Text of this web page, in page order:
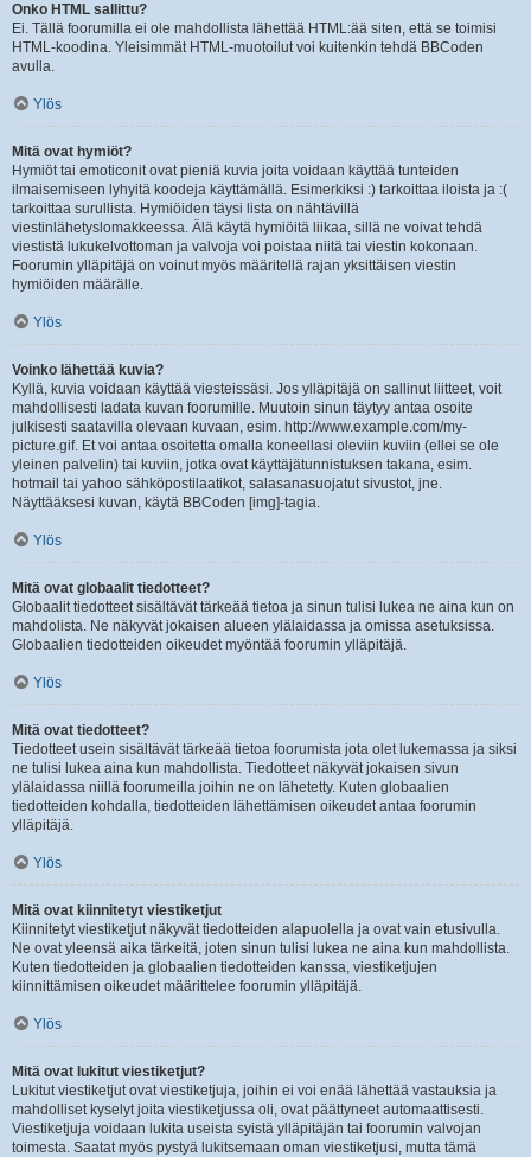
Onko HTML sallittu?
Ei. Tällä foorumilla ei ole mahdollista lähettää HTML:ää siten, että se toimisi
HTML-koodina. Yleisimmät HTML-muotoilut voi kuitenkin tehdä BBCoden
avulla.
Ylös
Mitä ovat hymiöt?
Hymiöt tai emoticonit ovat pieniä kuvia joita voidaan käyttää tunteiden
ilmaisemiseen lyhyitä koodeja käyttämällä. Esimerkiksi :) tarkoittaa iloista ja :(
tarkoittaa surullista. Hymiöiden täysi lista on nähtävillä
viestinlähetyslomakkeessa. Älä käytä hymiöitä liikaa, sillä ne voivat tehdä
viestistä lukukelvottoman ja valvoja voi poistaa niitä tai viestin kokonaan.
Foorumin ylläpitäjä on voinut myös määritellä rajan yksittäisen viestin
hymiöiden määrälle.
Ylös
Voinko lähettää kuvia?
Kyllä, kuvia voidaan käyttää viesteissäsi. Jos ylläpitäjä on sallinut liitteet, voit
mahdollisesti ladata kuvan foorumille. Muutoin sinun täytyy antaa osoite
julkisesti saatavilla olevaan kuvaan, esim. http://www.example.com/my-
picture.gif. Et voi antaa osoitetta omalla koneellasi oleviin kuviin (ellei se ole
yleinen palvelin) tai kuviin, jotka ovat käyttäjätunnistuksen takana, esim.
hotmail tai yahoo sähköpostilaatikot, salasanasuojatut sivustot, jne.
Näyttääksesi kuvan, käytä BBCoden [img]-tagia.
Ylös
Mitä ovat globaalit tiedotteet?
Globaalit tiedotteet sisältävät tärkeää tietoa ja sinun tulisi lukea ne aina kun on
mahdolista. Ne näkyvät jokaisen alueen ylälaidassa ja omissa asetuksissa.
Globaalien tiedotteiden oikeudet myöntää foorumin ylläpitäjä.
Ylös
Mitä ovat tiedotteet?
Tiedotteet usein sisältävät tärkeää tietoa foorumista jota olet lukemassa ja siksi
ne tulisi lukea aina kun mahdollista. Tiedotteet näkyvät jokaisen sivun
ylälaidassa niillä foorumeilla joihin ne on lähetetty. Kuten globaalien
tiedotteiden kohdalla, tiedotteiden lähettämisen oikeudet antaa foorumin
ylläpitäjä.
Ylös
Mitä ovat kiinnitetyt viestiketjut
Kiinnitetyt viestiketjut näkyvät tiedotteiden alapuolella ja ovat vain etusivulla.
Ne ovat yleensä aika tärkeitä, joten sinun tulisi lukea ne aina kun mahdollista.
Kuten tiedotteiden ja globaalien tiedotteiden kanssa, viestiketjujen
kiinnittämisen oikeudet määrittelee foorumin ylläpitäjä.
Ylös
Mitä ovat lukitut viestiketjut?
Lukitut viestiketjut ovat viestiketjuja, joihin ei voi enää lähettää vastauksia ja
mahdolliset kyselyt joita viestiketjussa oli, ovat päättyneet automaattisesti.
Viestiketjuja voidaan lukita useista syistä ylläpitäjän tai foorumin valvojan
toimesta. Saatat myös pystyä lukitsemaan oman viestiketjusi, mutta tämä